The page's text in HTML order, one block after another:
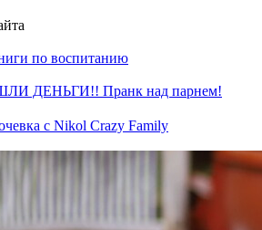
по воспитанию
ДЕНЬГИ!! Пранк над парнем!
с Nikol Crazy Family